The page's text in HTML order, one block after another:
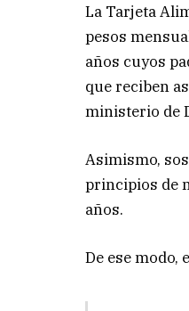
La Tarjeta
pesos
años cuyos
que reciben
ministerio de
Asimismo,
principios de
años.
De ese modo,